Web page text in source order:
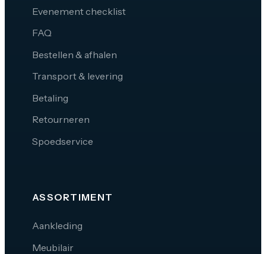
Evenement checklist
FAQ
Bestellen & afhalen
Transport & levering
Betaling
Retourneren
Spoedservice
ASSORTIMENT
Aankleding
Meubilair